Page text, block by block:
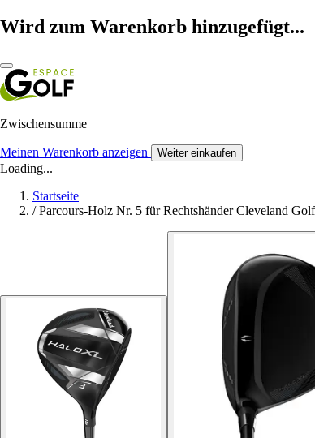
Wird zum Warenkorb hinzugefügt...
Zwischensumme
Meinen Warenkorb anzeigen Weiter einkaufen
Loading...
Startseite
/ Parcours-Holz Nr. 5 für Rechtshänder Cleveland